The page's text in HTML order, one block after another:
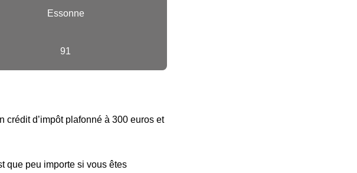
Essonne
91
crédit d’impôt plafonné à 300 euros et
que peu importe si vous êtes